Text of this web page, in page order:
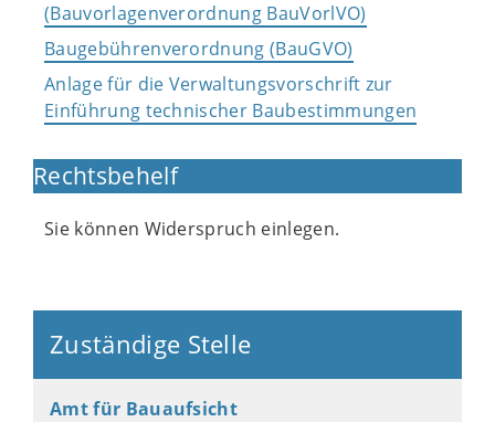
(Bauvorlagenverordnung BauVorlVO)
Baugebührenverordnung (BauGVO)
Anlage für die Verwaltungsvorschrift zur
Einführung technischer Baubestimmungen
Rechtsbehelf
Sie können Widerspruch einlegen.
Zuständige Stelle
Amt für Bauaufsicht